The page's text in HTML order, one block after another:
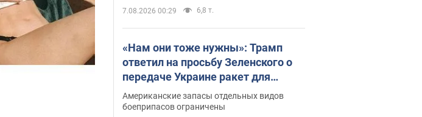
7.08.2026 00:29 6,8 т.
«Нам они тоже нужны»: Трамп
ответил на просьбу Зеленского о
передаче Украине ракет для
Patriot
Американские запасы отдельных видов
боеприпасов ограничены